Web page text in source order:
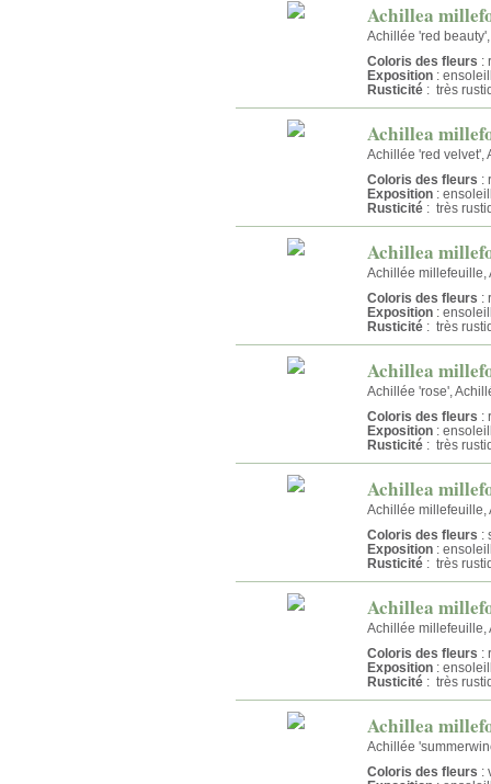
Achillea
Achillée 'red
Coloris des fleurs :
Exposition :
Rusticité : très
Achillea
Achillée 'red velvet',
Coloris des fleurs :
Exposition :
Rusticité : très
Achillea
Achillée millefeuille,
Coloris des fleurs :
Exposition :
Rusticité : très
Achillea
Achillée 'rose',
Coloris des fleurs :
Exposition :
Rusticité : très
Achillea
Achillée millefeuille,
Coloris des fleurs :
Exposition :
Rusticité : très
Achillea
Achillée millefeuille,
Coloris des fleurs :
Exposition :
Rusticité : très
Achillea
Achillée
Coloris des fleurs :